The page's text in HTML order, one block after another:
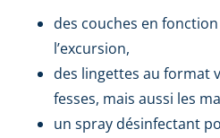
des couches en
l’excursion,
des lingettes au format
fesses, mais aussi les
un spray désinfectant